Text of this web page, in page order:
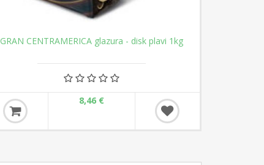
GRAN CENTRAMERICA glazura - disk plavi 1kg
8,46 €